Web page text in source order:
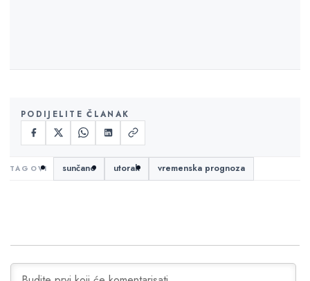
PODIJELITE ČLANAK
sunčano utorak vremenska prognoza